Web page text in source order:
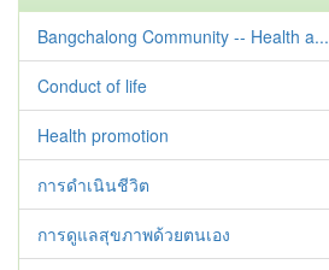
Bangchalong Community -- Health a...
Conduct of life
Health promotion
การดำเนินชีวิต
การดูแลสุขภาพด้วยตนเอง